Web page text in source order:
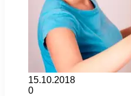
15.10.2018
0